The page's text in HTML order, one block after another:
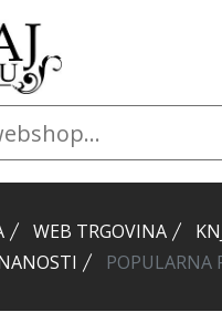
WEB TRGOVINA
POPULARNA